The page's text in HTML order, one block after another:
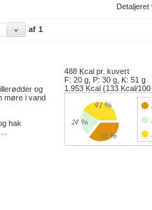
Detaljeret
af 1
og
møre i vand
hak
488 Kcal pr. kuvert
F: 20 g, P: 30 g, K: 51 g
1.953 Kcal (133 Kcal/100